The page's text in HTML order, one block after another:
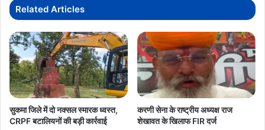
छत्तीसगढ़
का
स्टील
Related Articles
सुकमा जिले में दो नक्सल स्मारक ध्वस्त,
CRPF बटालियनों की बड़ी कार्रवाई
करणी सेना के राष्ट्रीय अध्यक्ष राज
शेखावत के खिलाफ FIR दर्ज